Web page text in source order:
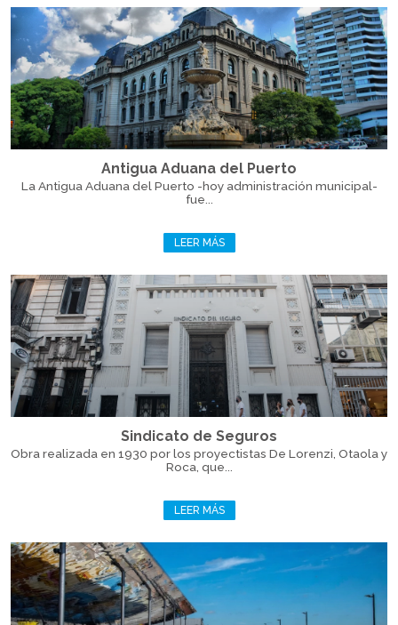
Antigua Aduana del Puerto
La Antigua Aduana del Puerto -hoy administración municipal-
fue...
LEER MÁS
Sindicato de Seguros
Obra realizada en 1930 por los proyectistas De Lorenzi, Otaola y
Roca, que...
LEER MÁS